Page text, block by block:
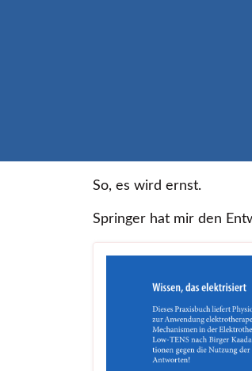
So, es wird ernst.
Springer hat mir den